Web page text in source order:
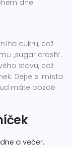
dne.
cukru, což
„sugar crash“.
stavu, což
Dejte si místo
máte pozdě
a večer.